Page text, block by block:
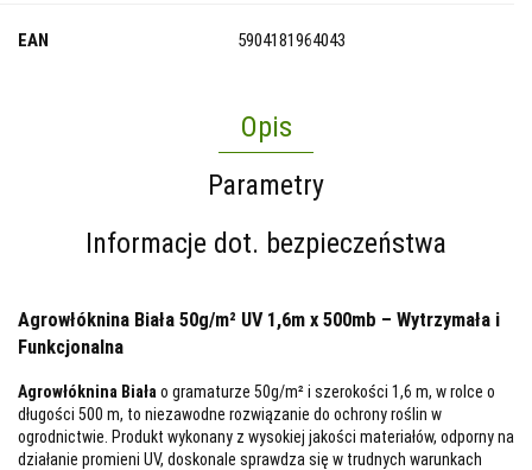
EAN 5904181964043
Opis
Parametry
Informacje dot. bezpieczeństwa
Agrowłóknina Biała 50g/m² UV 1,6m x 500mb – Wytrzymała i
Funkcjonalna
Agrowłóknina Biała o gramaturze 50g/m² i szerokości 1,6 m, w rolce o
długości 500 m, to niezawodne rozwiązanie do ochrony roślin w
ogrodnictwie. Produkt wykonany z wysokiej jakości materiałów, odporny na
działanie promieni UV, doskonale sprawdza się w trudnych warunkach